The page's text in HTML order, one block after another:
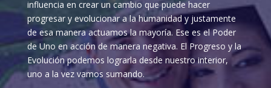
influencia en crear un cambio que puede hacer
progresar y evolucionar a la humanidad y justamente
de esa manera actuamos la mayoría. Ese es el Poder
de Uno en acción de manera negativa. El Progreso y la
Evolución podemos lograrla desde nuestro interior,
uno a la vez vamos sumando.